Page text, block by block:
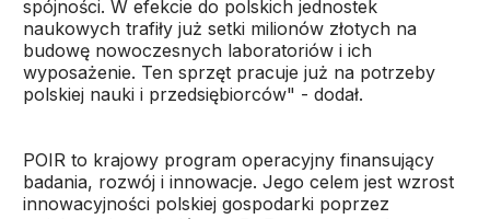
spójności. W efekcie do polskich jednostek
naukowych trafiły już setki milionów złotych na
budowę nowoczesnych laboratoriów i ich
wyposażenie. Ten sprzęt pracuje już na potrzeby
polskiej nauki i przedsiębiorców" - dodał.
POIR to krajowy program operacyjny finansujący
badania, rozwój i innowacje. Jego celem jest wzrost
innowacyjności polskiej gospodarki poprzez